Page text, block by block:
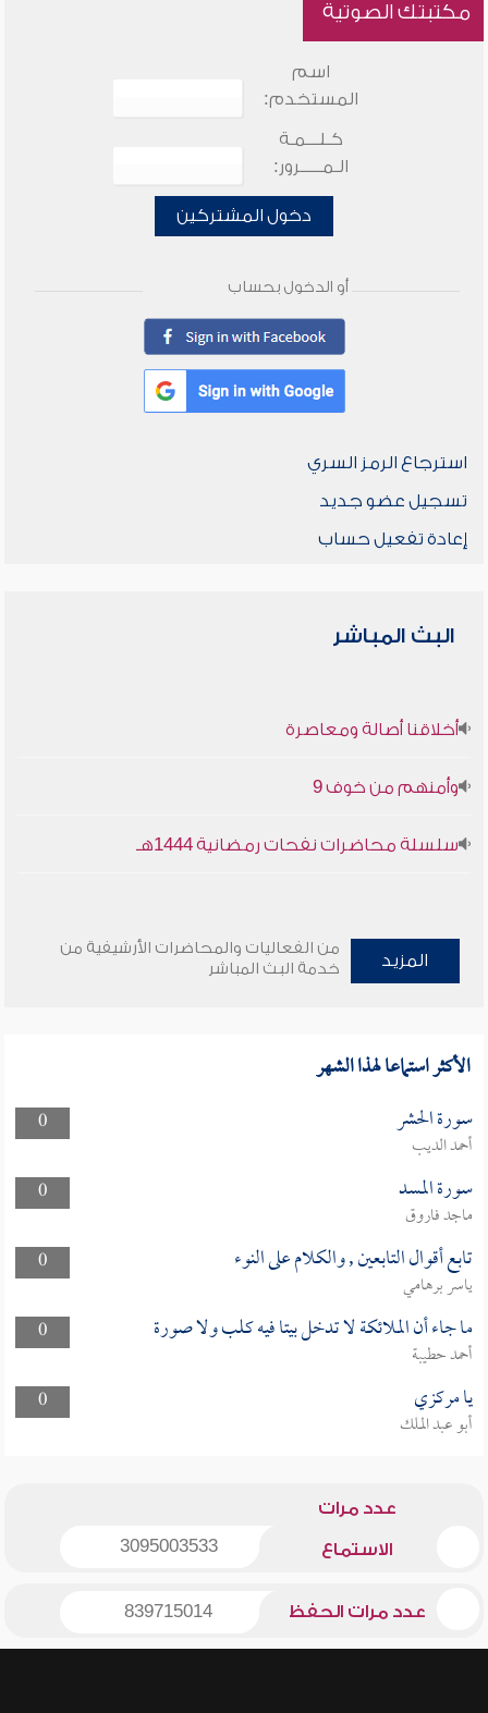
مكتبتك الصوتية
اسم
المستخدم:
كـلـــمـة
الـمـــــرور:
دخول المشتركين
أو الدخول بحساب
استرجاع الرمز السري
تسجيل عضو جديد
إعادة تفعيل حساب
البث المباشر
أخلاقنا أصالة ومعاصرة
وأمنهم من خوف 9
سلسلة محاضرات نفحات رمضانية 1444هـ
المزيد
من الفعاليات والمحاضرات الأرشيفية من
خدمة البث المباشر
الأكثر استماعا لهذا الشهر
0 سورة الحشر
أحمد الديب
0
سورة المسد
ماجد فاروق
0
تابع أقوال التابعين , والكلام على النوء
ياسر برهامي
0
ما جاء أن الملائكة لا تدخل بيتا فيه كلب ولا صورة
أحمد حطيبة
0
يا مركزي
أبو عبد الملك
عدد مرات
الاستماع 3095003533
عدد مرات الحفظ 839715014